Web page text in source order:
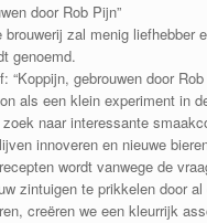
door Rob Pijn”
brouwerij zal menig
genoemd.
“Koppijn, gebrouwen door
als een klein experiment in
naar interessante
innoveren en nieuwe
wordt vanwege de
zintuigen te prikkelen door
creëren we een kleurrijk